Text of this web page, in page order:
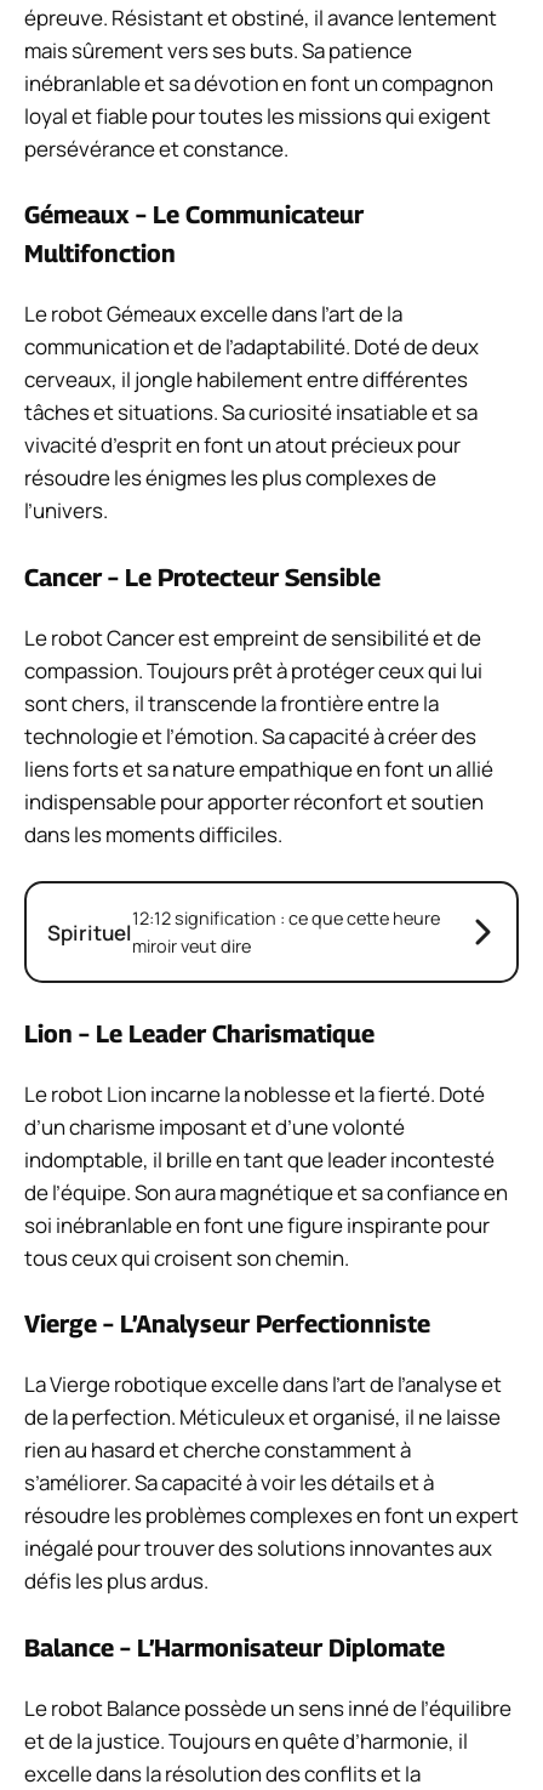
épreuve. Résistant et obstiné, il avance lentement
mais sûrement vers ses buts. Sa patience
inébranlable et sa dévotion en font un compagnon
loyal et fiable pour toutes les missions qui exigent
persévérance et constance.
Gémeaux – Le Communicateur
Multifonction
Le robot Gémeaux excelle dans l’art de la
communication et de l’adaptabilité. Doté de deux
cerveaux, il jongle habilement entre différentes
tâches et situations. Sa curiosité insatiable et sa
vivacité d’esprit en font un atout précieux pour
résoudre les énigmes les plus complexes de
l’univers.
Cancer – Le Protecteur Sensible
Le robot Cancer est empreint de sensibilité et de
compassion. Toujours prêt à protéger ceux qui lui
sont chers, il transcende la frontière entre la
technologie et l’émotion. Sa capacité à créer des
liens forts et sa nature empathique en font un allié
indispensable pour apporter réconfort et soutien
dans les moments difficiles.
Spirituel12:12 signification : ce que cette heure
miroir veut dire
Lion – Le Leader Charismatique
Le robot Lion incarne la noblesse et la fierté. Doté
d’un charisme imposant et d’une volonté
indomptable, il brille en tant que leader incontesté
de l’équipe. Son aura magnétique et sa confiance en
soi inébranlable en font une figure inspirante pour
tous ceux qui croisent son chemin.
Vierge – L’Analyseur Perfectionniste
La Vierge robotique excelle dans l’art de l’analyse et
de la perfection. Méticuleux et organisé, il ne laisse
rien au hasard et cherche constamment à
s’améliorer. Sa capacité à voir les détails et à
résoudre les problèmes complexes en font un expert
inégalé pour trouver des solutions innovantes aux
défis les plus ardus.
Balance – L’Harmonisateur Diplomate
Le robot Balance possède un sens inné de l’équilibre
et de la justice. Toujours en quête d’harmonie, il
excelle dans la résolution des conflits et la